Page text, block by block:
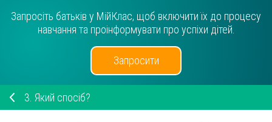
Запросіть батьків у МійКлас, щоб включити їх до процесу
навчання та проінформувати про успіхи дітей.
Запросити
3. Який спосіб?